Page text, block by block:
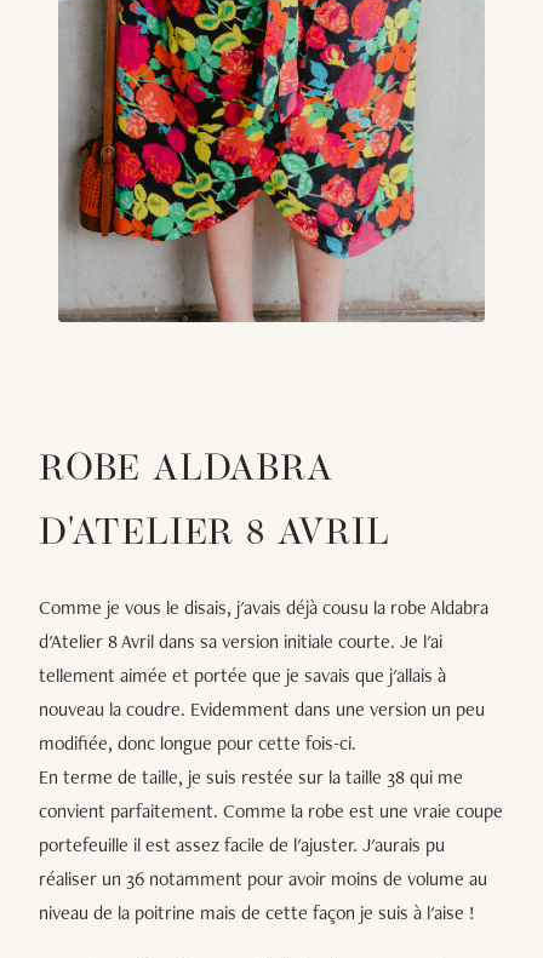
ROBE ALDABRA
D'ATELIER 8 AVRIL
Comme je vous le disais, j'avais déjà cousu la robe Aldabra
d'Atelier 8 Avril dans sa version initiale courte. Je l'ai
tellement aimée et portée que je savais que j'allais à
nouveau la coudre. Evidemment dans une version un peu
modifiée, donc longue pour cette fois-ci.
En terme de taille, je suis restée sur la taille 38 qui me
convient parfaitement. Comme la robe est une vraie coupe
portefeuille il est assez facile de l'ajuster. J'aurais pu
réaliser un 36 notamment pour avoir moins de volume au
niveau de la poitrine mais de cette façon je suis à l'aise !